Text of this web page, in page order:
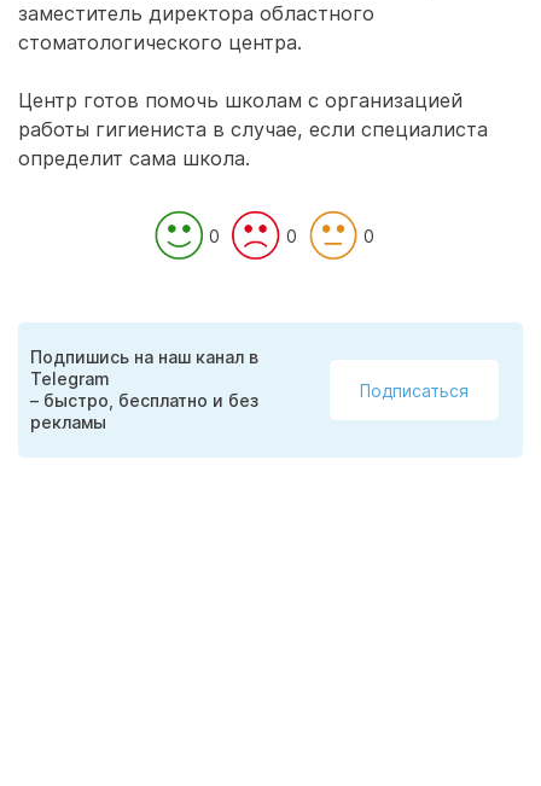
заместитель директора областного
стоматологического центра.
Центр готов помочь школам с организацией
работы гигиениста в случае, если специалиста
определит сама школа.
0 0 0
Подпишись на наш канал в
Telegram
– быстро, бесплатно и без
рекламы
Подписаться